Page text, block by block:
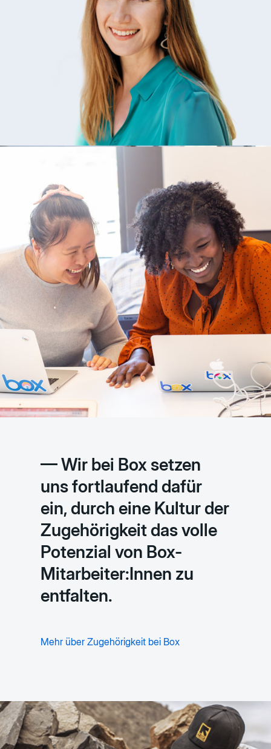
— Wir bei Box setzen
uns fortlaufend dafür
ein, durch eine Kultur der
Zugehörigkeit das volle
Potenzial von Box-
Mitarbeiter:Innen zu
entfalten.
Mehr über Zugehörigkeit bei Box